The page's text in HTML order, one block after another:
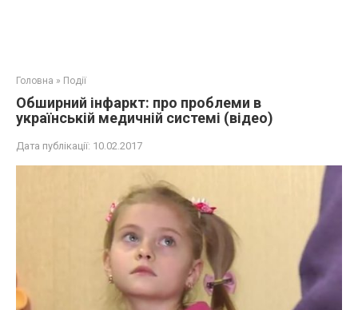
Головна » Події
Обширний інфаркт: про проблеми в
українській медичній системі (відео)
Дата публікації: 10.02.2017